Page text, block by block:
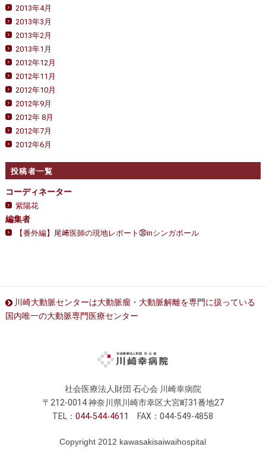
2013年4月
2013年3月
2013年2月
2013年1月
2012年12月
2012年11月
2012年10月
2012年9月
2012年 8月
2012年7月
2012年6月
投稿者一覧
コーディネーター
紫陽花
編集者
【番外編】尾﨑医師の現地レポート㉚inシンガポール
川崎大動脈センターは大動脈瘤・大動脈解離を専門に扱っている
国内唯一の大動脈専門医療センター
社会医療法人財団 石心会 川崎幸病院
〒212-0014 神奈川県川崎市幸区大宮町31番地27
TEL：044 544 4611 FAX：044-549-4858
Copyright 2012 kawasakisaiwaihospital